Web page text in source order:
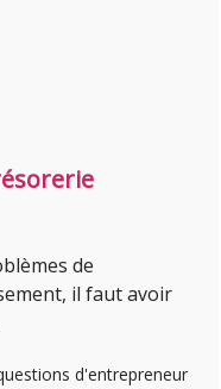
de
il faut avoir
d'entrepreneur